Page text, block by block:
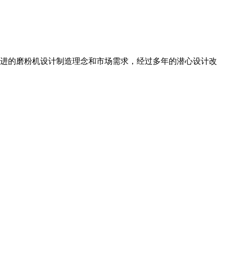
的磨粉机设计制造理念和市场需求，经过多年的潜心设计改